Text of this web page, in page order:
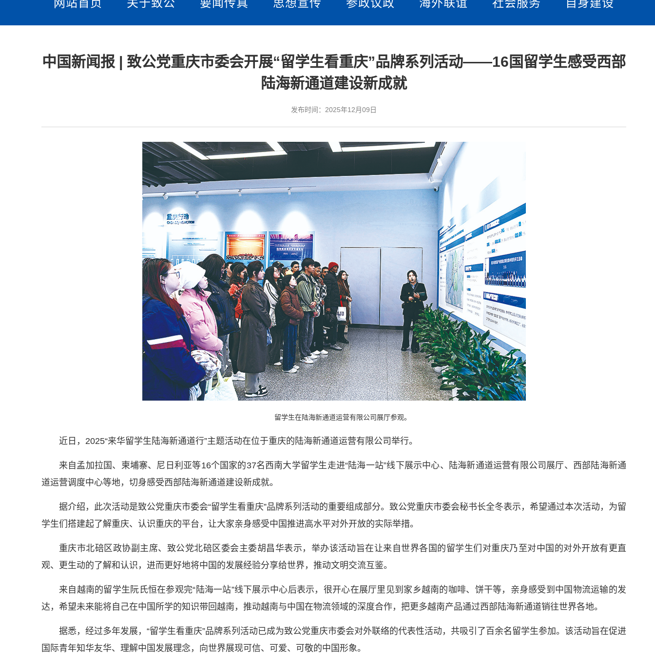
网站首页 关于致公 要闻传真 思想宣传 参政议政 海外联谊 社会服务 自身建设
中国新闻报 | 致公党重庆市委会开展“留学生看重庆”品牌系列活动——16国留学生感受西部
陆海新通道建设新成就
发布时间：2025年12月09日
留学生在陆海新通道运营有限公司展厅参观。
近日，2025“来华留学生陆海新通道行”主题活动在位于重庆的陆海新通道运营有限公司举行。
来自孟加拉国、柬埔寨、尼日利亚等16个国家的37名西南大学留学生走进“陆海一站”线下展示中心、陆海新通道运营有限公司展厅、西部陆海新通
道运营调度中心等地，切身感受西部陆海新通道建设新成就。
据介绍，此次活动是致公党重庆市委会“留学生看重庆”品牌系列活动的重要组成部分。致公党重庆市委会秘书长全冬表示，希望通过本次活动，为留
学生们搭建起了解重庆、认识重庆的平台，让大家亲身感受中国推进高水平对外开放的实际举措。
重庆市北碚区政协副主席、致公党北碚区委会主委胡昌华表示，举办该活动旨在让来自世界各国的留学生们对重庆乃至对中国的对外开放有更直
观、更生动的了解和认识，进而更好地将中国的发展经验分享给世界，推动文明交流互鉴。
来自越南的留学生阮氏恒在参观完“陆海一站”线下展示中心后表示，很开心在展厅里见到家乡越南的咖啡、饼干等，亲身感受到中国物流运输的发
达，希望未来能将自己在中国所学的知识带回越南，推动越南与中国在物流领域的深度合作，把更多越南产品通过西部陆海新通道销往世界各地。
据悉，经过多年发展，“留学生看重庆”品牌系列活动已成为致公党重庆市委会对外联络的代表性活动，共吸引了百余名留学生参加。该活动旨在促进
国际青年知华友华、理解中国发展理念，向世界展现可信、可爱、可敬的中国形象。